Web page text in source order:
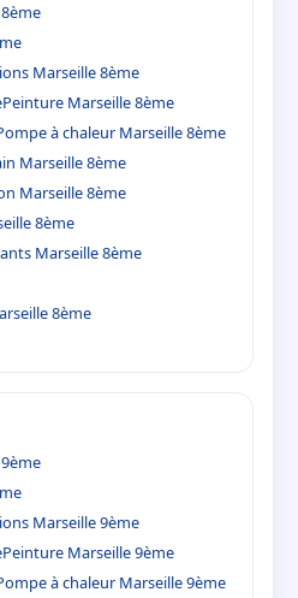
Marseille 8ème
Peinture Marseille 8ème
à chaleur Marseille 8ème
Marseille 8ème
Marseille 8ème
8ème
Marseille 8ème
8ème
Marseille 9ème
Peinture Marseille 9ème
à chaleur Marseille 9ème